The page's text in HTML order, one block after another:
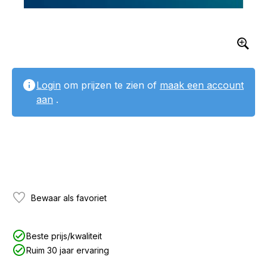
Login om prijzen te zien of maak een account
aan .
Bewaar als favoriet
Beste prijs/kwaliteit
Ruim 30 jaar ervaring